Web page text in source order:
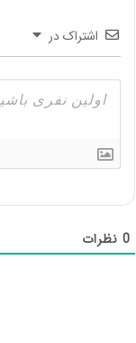
اشتراک در
0 نظرات